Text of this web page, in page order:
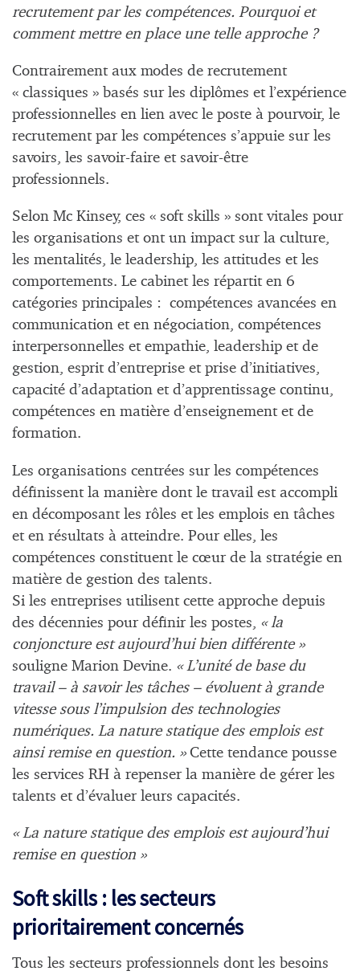
recrutement par les compétences. Pourquoi et
comment mettre en place une telle approche ?
Contrairement aux modes de recrutement
« classiques » basés sur les diplômes et l’expérience
professionnelles en lien avec le poste à pourvoir, le
recrutement par les compétences s’appuie sur les
savoirs, les savoir-faire et savoir-être
professionnels.
Selon Mc Kinsey, ces « soft skills » sont vitales pour
les organisations et ont un impact sur la culture,
les mentalités, le leadership, les attitudes et les
comportements. Le cabinet les répartit en 6
catégories principales : compétences avancées en
communication et en négociation, compétences
interpersonnelles et empathie, leadership et de
gestion, esprit d’entreprise et prise d’initiatives,
capacité d’adaptation et d’apprentissage continu,
compétences en matière d’enseignement et de
formation.
Les organisations centrées sur les compétences
définissent la manière dont le travail est accompli
en décomposant les rôles et les emplois en tâches
et en résultats à atteindre. Pour elles, les
compétences constituent le cœur de la stratégie en
matière de gestion des talents.
Si les entreprises utilisent cette approche depuis
des décennies pour définir les postes, « la
conjoncture est aujourd’hui bien différente »
souligne Marion Devine. « L’unité de base du
travail – à savoir les tâches – évoluent à grande
vitesse sous l’impulsion des technologies
numériques. La nature statique des emplois est
ainsi remise en question. »Cette tendance pousse
les services RH à repenser la manière de gérer les
talents et d’évaluer leurs capacités.
« La nature statique des emplois est aujourd’hui
remise en question »
Soft skills : les secteurs
prioritairement concernés
Tous les secteurs professionnels dont les besoins